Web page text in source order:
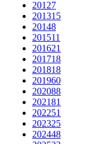
20127
201315
20148
201511
201621
201718
201818
201960
202088
202181
202251
202325
202448